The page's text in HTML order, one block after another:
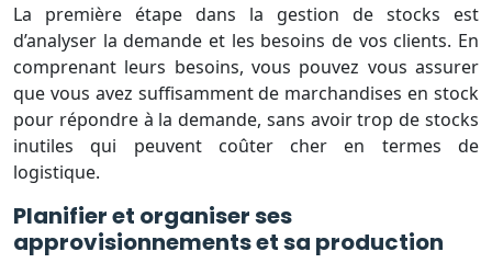
La première étape dans la gestion de stocks est
d’analyser la demande et les besoins de vos clients. En
comprenant leurs besoins, vous pouvez vous assurer
que vous avez suffisamment de marchandises en stock
pour répondre à la demande, sans avoir trop de stocks
inutiles qui peuvent coûter cher en termes de
logistique.
Planifier et organiser ses
approvisionnements et sa production